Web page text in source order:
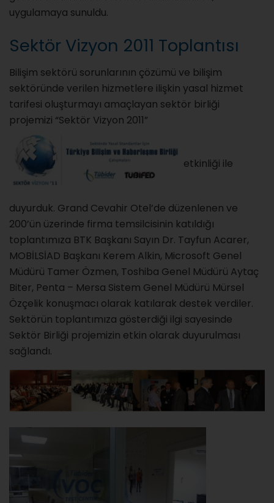
uygulamaya sunuldu.
Sektör Vizyon 2011 Toplantısı
Bilişim sektörü sorunlarının çözümü ve bilişim
sektöründe verilen hizmetlere ilişkin yasal hizmet
tarifesi oluşturmayı amaçlayan sektör birliği
projemizi “Sektör Vizyon 2011”
etkinliği ile
duyurduk. Grand Cevahir Otel’de düzenlenen ve
200’ün üzerinde firma temsilcisinin katıldığı
toplantımıza BTK Başkanı Sayın Dr. Tayfun Acarer,
MOBİLSİAD Başkanı Kerem Alkin, Microsoft Genel
Müdürü Tamer Özmen, Toshiba Genel Müdürü Aytaç
Biter, Penta – Mersa Sistem Genel Müdürü Mürsel
Özçelik konuşmacı olarak katılarak destek verdiler.
Sektörün toplantımıza gösterdiği ilgi sayesinde
Sektör Birliği projemizin etkin olarak duyurulması
sağlandı.